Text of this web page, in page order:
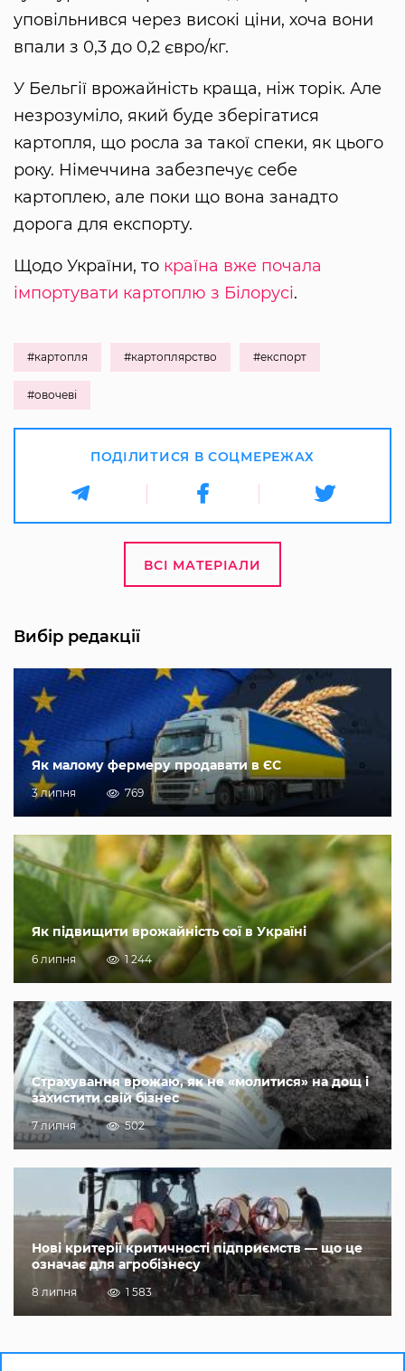
уповільнився через високі ціни, хоча вони
впали з 0,3 до 0,2 євро/кг.
У Бельгії врожайність краща, ніж торік. Але
незрозуміло, який буде зберігатися
картопля, що росла за такої спеки, як цього
року. Німеччина забезпечує себе
картоплею, але поки що вона занадто
дорога для експорту.
Щодо України, то країна вже почала
імпортувати картоплю з Білорусі.
#картопля #картоплярство #експорт
#овочеві
ПОДІЛИТИСЯ В СОЦМЕРЕЖАХ
ВСІ МАТЕРІАЛИ
Вибір редакції
Як малому фермеру продавати в ЄС
3 липня 769
Як підвищити врожайність сої в Україні
6 липня 1 244
Страхування врожаю, як не «молитися» на дощ і
захистити свій бізнес
7 липня 502
Нові критерії критичності підприємств — що це
означає для агробізнесу
8 липня 1 583